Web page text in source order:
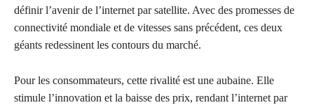
définir l’avenir de l’internet par satellite. Avec des promesses de
connectivité mondiale et de vitesses sans précédent, ces deux
géants redessinent les contours du marché.
Pour les consommateurs, cette rivalité est une aubaine. Elle
stimule l’innovation et la baisse des prix, rendant l’internet par